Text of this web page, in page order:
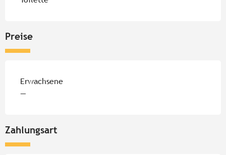
Preise
Preise 2026
Erwachsene
—
Zahlungsart